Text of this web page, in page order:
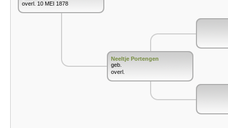
overl. 10 MEI 1878
Neeltje Portengen
geb.
overl.